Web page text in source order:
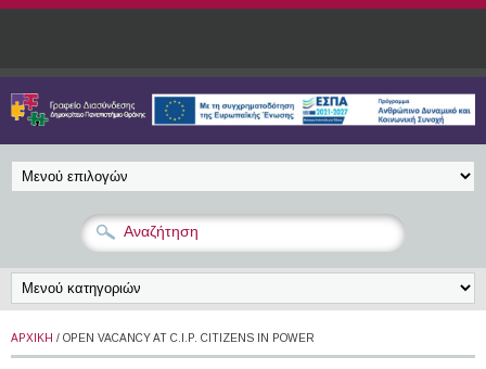
Παράκαμψη προς το κυρίως περιεχόμενο
ΑΡΧΙΚΉ / OPEN VACANCY AT C.I.P. CITIZENS IN POWER